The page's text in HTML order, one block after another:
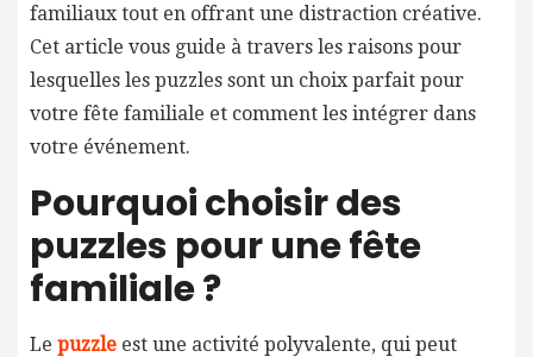
familiaux tout en offrant une distraction créative.
Cet article vous guide à travers les raisons pour
lesquelles les puzzles sont un choix parfait pour
votre fête familiale et comment les intégrer dans
votre événement.
Pourquoi choisir des
puzzles pour une fête
familiale ?
Le puzzle est une activité polyvalente, qui peut